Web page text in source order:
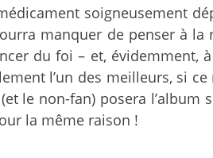
soigneusement
manquer de penser à la
du foi – et, évidemment,
l’un des meilleurs, si ce
le non-fan) posera
la même raison !